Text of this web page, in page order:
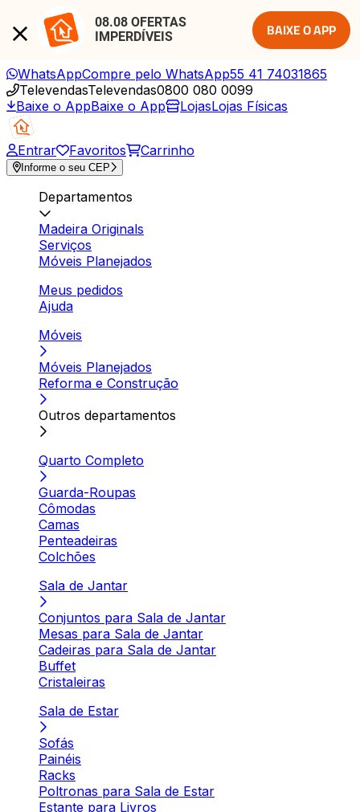
08.08 OFERTAS
IMPERDÍVEIS
BAIXE O APP
WhatsAppCompre pelo WhatsApp55 41 74031865
TelevendasTelevendas0800 080 0099
Baixe o AppBaixe o App LojasLojas Físicas
Entrar Favoritos Carrinho
Informe o seu CEP
Departamentos
Madeira Originals
Serviços
Móveis Planejados
Meus pedidos
Ajuda
Móveis
Móveis Planejados
Reforma e Construção
Outros departamentos
Quarto Completo
Guarda-Roupas
Cômodas
Camas
Penteadeiras
Colchões
Sala de Jantar
Conjuntos para Sala de Jantar
Mesas para Sala de Jantar
Cadeiras para Sala de Jantar
Buffet
Cristaleiras
Sala de Estar
Sofás
Painéis
Racks
Poltronas para Sala de Estar
Estante para Livros